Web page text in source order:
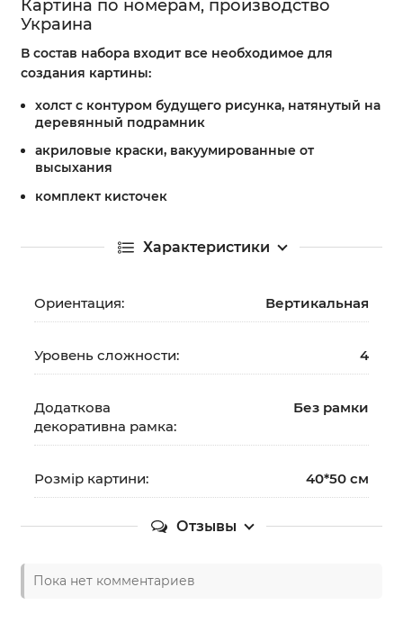
Картина по номерам, производство
Украина
В состав набора входит все необходимое для
создания картины:
холст с контуром будущего рисунка, натянутый на
деревянный подрамник
акриловые краски, вакуумированные от
высыхания
комплект кисточек
Характеристики
Ориентация: Вертикальная
Уровень сложности: 4
Додаткова
декоративна рамка:
Без рамки
Розмір картини: 40*50 см
Отзывы
Пока нет комментариев